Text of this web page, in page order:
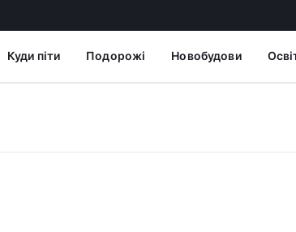
Куди піти Подорожі Новобудови